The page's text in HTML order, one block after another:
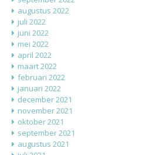
augustus 2022
juli 2022
juni 2022
mei 2022
april 2022
maart 2022
februari 2022
januari 2022
december 2021
november 2021
oktober 2021
september 2021
augustus 2021